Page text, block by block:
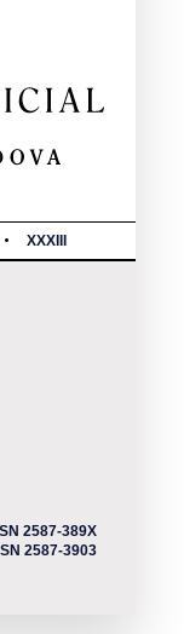
XXXIII
2587-389X
2587-3903